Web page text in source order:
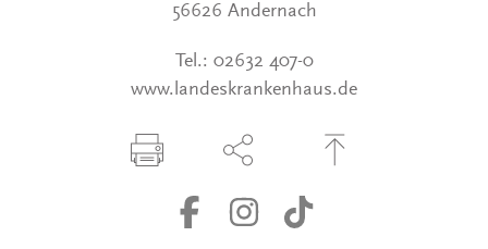
56626 Andernach
Tel.: 02632 407-0
www.landeskrankenhaus.de